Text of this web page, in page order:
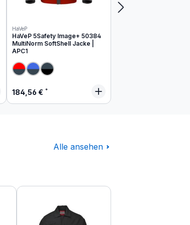
HaVeP
HaVeP 5Safety Image+ 50384
MultiNorm SoftShell Jacke |
APC1
Regulärer Preis:
184,56 €
Alle ansehen